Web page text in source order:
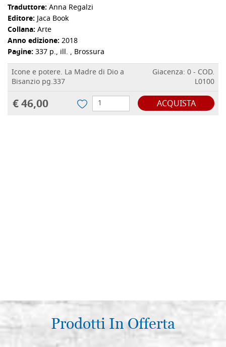
Traduttore: Anna Regalzi
Editore: Jaca Book
Collana: Arte
Anno edizione: 2018
Pagine: 337 p., ill. , Brossura
Icone e potere. La Madre di Dio a
Bisanzio pg.337
Giacenza: 0 - COD.
L0100
€ 46,00 ACQUISTA
Prodotti In Offerta